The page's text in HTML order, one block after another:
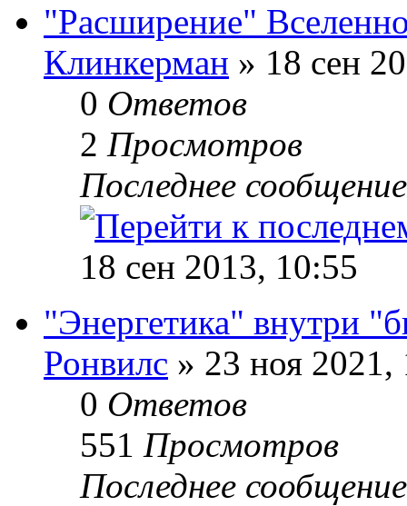
"Расширение"
Клинкерман » 18 сен
0 Ответов
2 Просмотров
Последнее
18 сен 2013, 10:55
"Энергетика" внутри
Ронвилс » 23 ноя 2021,
0 Ответов
551 Просмотров
Последнее